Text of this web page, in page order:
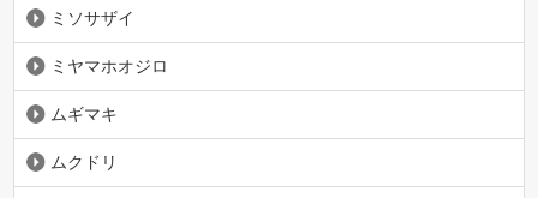
ミソサザイ
ミヤマホオジロ
ムギマキ
ムクドリ